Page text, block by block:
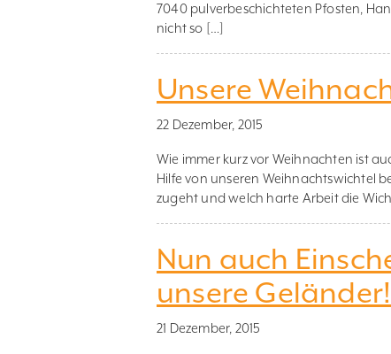
7040 pulverbeschichteten Pfosten,
nicht so […]
Unsere
22 Dezember, 2015
Wie immer kurz vor Weihnachten ist
Hilfe von unseren Weihnachtswichtel
zugeht und welch harte Arbeit die
Nun auch
unsere Geländer!
21 Dezember, 2015